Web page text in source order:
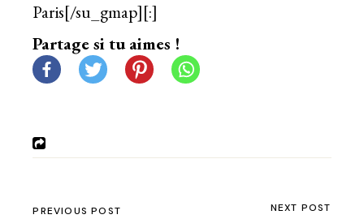
Paris[/su_gmap][:]
Partage si tu aimes !
PREVIOUS POST NEXT POST